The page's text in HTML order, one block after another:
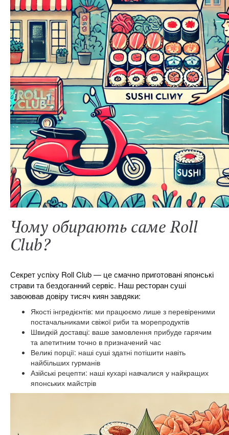
Чому обирають саме Roll
Club?
Секрет успіху Roll Club — це смачно приготовані японські
страви та бездоганний сервіс. Наш ресторан суші
завоював довіру тисяч киян завдяки:
Якості інгредієнтів: ми працюємо лише з перевіреними
постачальниками свіжої риби та морепродуктів
Швидкій доставці: ваше замовлення прибуде гарячим
та апетитним точно в призначений час
Великі порції: наші суші здатні потішити навіть
найбільших гурманів
Азійські рецепти: наші кухарі навчалися у найкращих
японських майстрів